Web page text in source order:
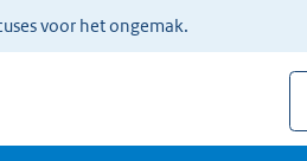
voor het ongemak.